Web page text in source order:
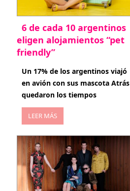
6 de cada 10 argentinos
eligen alojamientos “pet
friendly”
abril 27, 2026
Un 17% de los argentinos viajó
en avión con sus mascota Atrás
quedaron los tiempos
LEER MÁS